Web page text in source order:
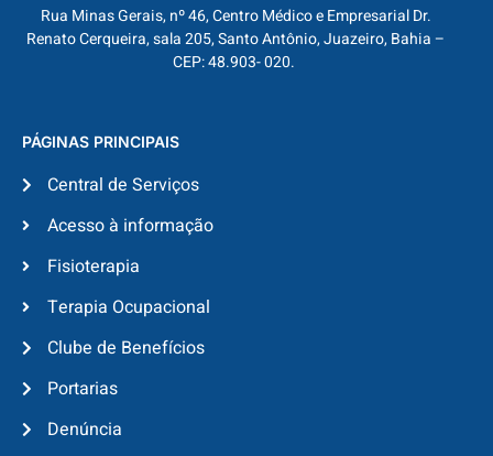
Rua Minas Gerais, nº 46, Centro Médico e Empresarial Dr.
Renato Cerqueira, sala 205, Santo Antônio, Juazeiro, Bahia –
CEP: 48.903- 020.
PÁGINAS PRINCIPAIS
Central de Serviços
Acesso à informação
Fisioterapia
Terapia Ocupacional
Clube de Benefícios
Portarias
Denúncia